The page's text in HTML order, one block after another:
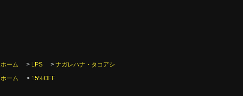
ホーム > LPS > ナガレハナ・タコアシ
ホーム
> 15%OFF